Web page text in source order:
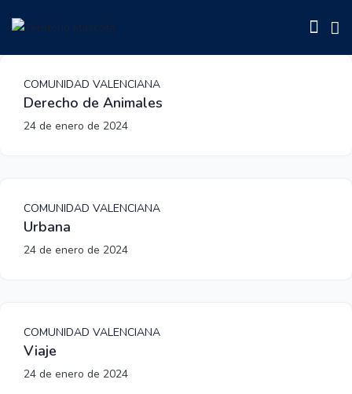
COMUNIDAD VALENCIANA
Derecho de Animales
24 de enero de 2024
COMUNIDAD VALENCIANA
Urbana
24 de enero de 2024
COMUNIDAD VALENCIANA
Viaje
24 de enero de 2024